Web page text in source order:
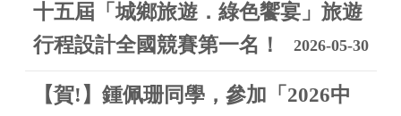
十五屆「城鄉旅遊．綠色饗宴」旅遊
行程設計全國競賽第一名！
2026-05-30
【賀!】鍾佩珊同學，參加「2026中